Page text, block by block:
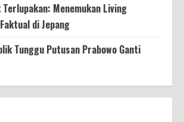
Menemukan Living
di Jepang
Tunggu Putusan Prabowo Ganti